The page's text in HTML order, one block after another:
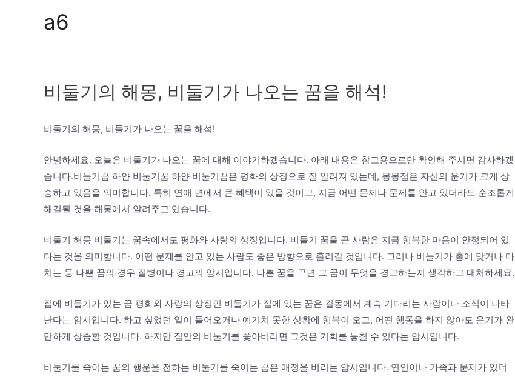
a6
비둘기의 해몽, 비둘기가 나오는 꿈을 해석!
비둘기의 해몽, 비둘기가 나오는 꿈을 해석!
안녕하세요. 오늘은 비둘기가 나오는 꿈에 대해 이야기하겠습니다. 아래 내용은 참고용으로만 확인해 주시면 감사하겠
습니다.비둘기꿈 하얀 비둘기꿈 하얀 비둘기꿈은 평화의 상징으로 잘 알려져 있는데, 몽몽점은 자신의 운기가 크게 상
승하고 있음을 의미합니다. 특히 연애 면에서 큰 혜택이 있을 것이고, 지금 어떤 문제나 문제를 안고 있더라도 순조롭게
해결될 것을 해몽에서 알려주고 있습니다.
비둘기 해몽 비둘기는 꿈속에서도 평화와 사랑의 상징입니다. 비둘기 꿈을 꾼 사람은 지금 행복한 마음이 안정되어 있
다는 것을 의미합니다. 어떤 문제를 안고 있는 사람도 좋은 방향으로 흘러갈 것입니다. 그러나 비둘기가 총에 맞거나 다
치는 등 나쁜 꿈의 경우 질병이나 경고의 암시입니다. 나쁜 꿈을 꾸면 그 꿈이 무엇을 경고하는지 생각하고 대처하세요.
집에 비둘기가 있는 꿈 평화와 사랑의 상징인 비둘기가 집에 있는 꿈은 길몽에서 계속 기다리는 사람이나 소식이 나타
난다는 암시입니다. 하고 싶었던 일이 들어오거나 예기치 못한 상황에 행복이 오고, 어떤 행동을 하지 않아도 운기가 완
만하게 상승할 것입니다. 하지만 집안의 비둘기를 쫓아버리면 그것은 기회를 놓칠 수 있다는 암시입니다.
비둘기를 죽이는 꿈의 행운을 전하는 비둘기를 죽이는 꿈은 애정을 버리는 암시입니다. 연인이나 가족과 문제가 있더